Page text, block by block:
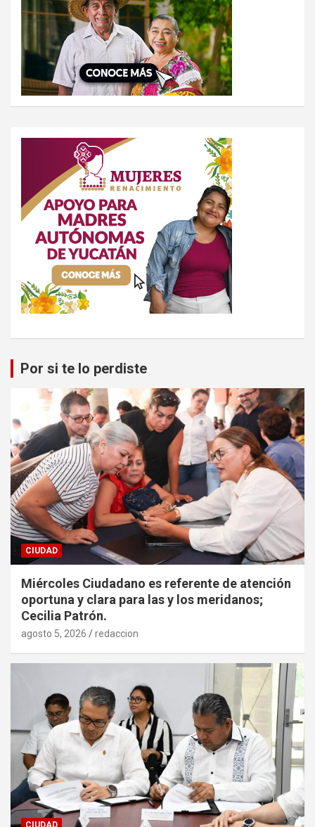
Por si te lo perdiste
CIUDAD
Miércoles Ciudadano es referente de atención
oportuna y clara para las y los meridanos;
Cecilia Patrón.
agosto 5, 2026 redaccion